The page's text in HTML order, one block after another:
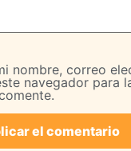
nombre, correo
navegador para